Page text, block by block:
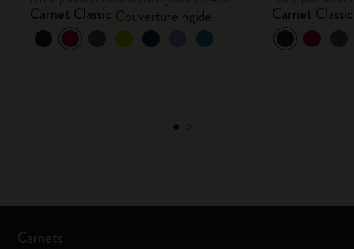
Carnet Classic Couverture rigide Carnet Classic
Carnets